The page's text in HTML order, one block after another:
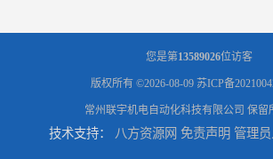
您是第13589026位访客
版权所有 ©2026-08-09 苏ICP备
常州联宇机电自动化科技有限公司 保留
技术支持： 八方资源网 免责声明 管理员